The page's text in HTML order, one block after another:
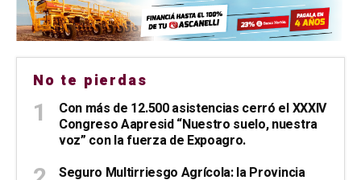
No te pierdas
Con más de 12.500 asistencias cerró el XXXIV
Congreso Aapresid “Nuestro suelo, nuestra
voz” con la fuerza de Expoagro.
Seguro Multirriesgo Agrícola: la Provincia